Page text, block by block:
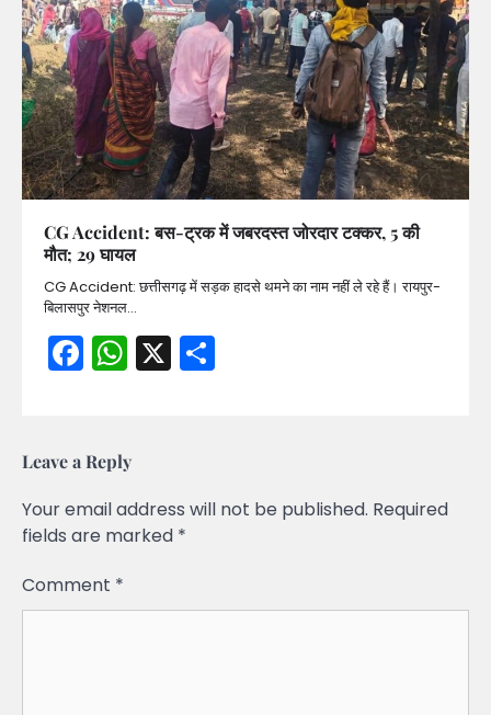
CG Accident: बस-ट्रक में जबरदस्त जोरदार टक्कर, 5 की
मौत; 29 घायल
CG Accident: छत्तीसगढ़ में सड़क हादसे थमने का नाम नहीं ले रहे हैं। रायपुर-
बिलासपुर नेशनल…
Facebook
WhatsApp
X
Leave a Reply
Your email address will not be published. Required
fields are marked *
Comment *